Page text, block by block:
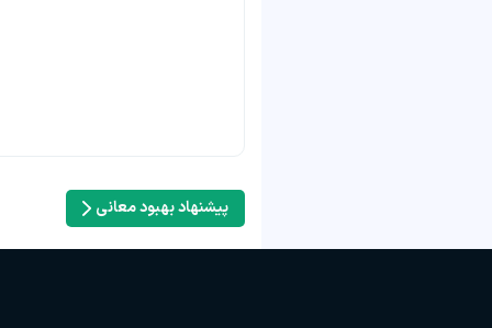
پیشنهاد بهبود معانی